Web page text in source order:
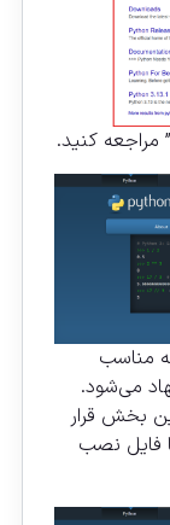
مناسب
می‌شود.
بخش قرار
فایل نصب